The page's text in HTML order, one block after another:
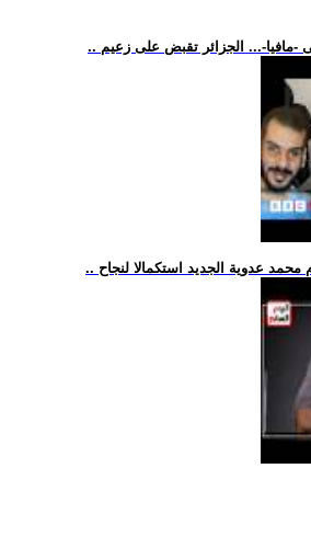
-مافيا-... الجزائر تقبض على زعيم
محمد عدوية الجديد استكمالا لنجاح